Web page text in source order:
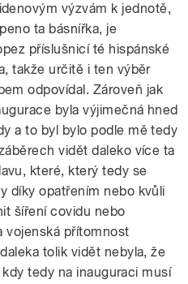
výzvám k jednotě,
ta básnířka, je
příslušnicí té hispánské
takže určitě i ten výběr
odpovídal. Zároveň jak
byla výjimečná hned
a to byl bylo podle mě tedy
vidět daleko více ta
které, který tedy se
díky opatřením nebo kvůli
šíření covidu nebo
vojenská přítomnost
tolik vidět nebyla, že
tedy na inauguraci musí